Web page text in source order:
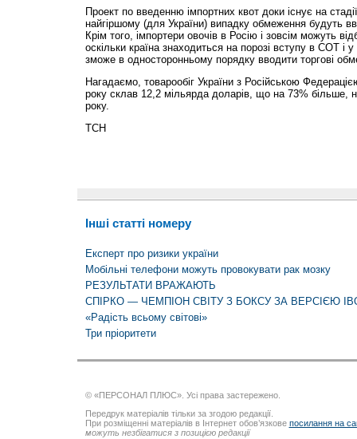
Проект по введенню імпортних квот доки існує на
найгіршому (для України) випадку обмеження будуть
Крім того, імпортери овочів в Росію і зовсім можуть
оскільки країна знаходиться на порозі вступу в СОТ і
зможе в односторонньому порядку вводити торгові
Нагадаємо, товарообіг України з Російською
року склав 12,2 мільярда доларів, що на 73% більше,
року.
ТСН
Інші статті номеру
Експерт про ризики україни
Мобільні телефони можуть провокувати рак мозку
РЕЗУЛЬТАТИ ВРАЖАЮТЬ
СПІРКО — ЧЕМПІОН СВІТУ З БОКСУ ЗА ВЕРСІЄЮ
«Радість всьому світові»
Три пріоритети
© «ПЕРСОНАЛ ПЛЮС». Усі права застережено.
Передрук матеріалів тільки за згодою редакції.
При розміщенні матеріалів в Інтернет обов’язкове посилання на
можуть незбігатися з позицією редакції